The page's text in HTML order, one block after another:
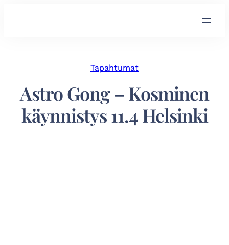
Tapahtumat
Astro Gong – Kosminen
käynnistys 11.4 Helsinki